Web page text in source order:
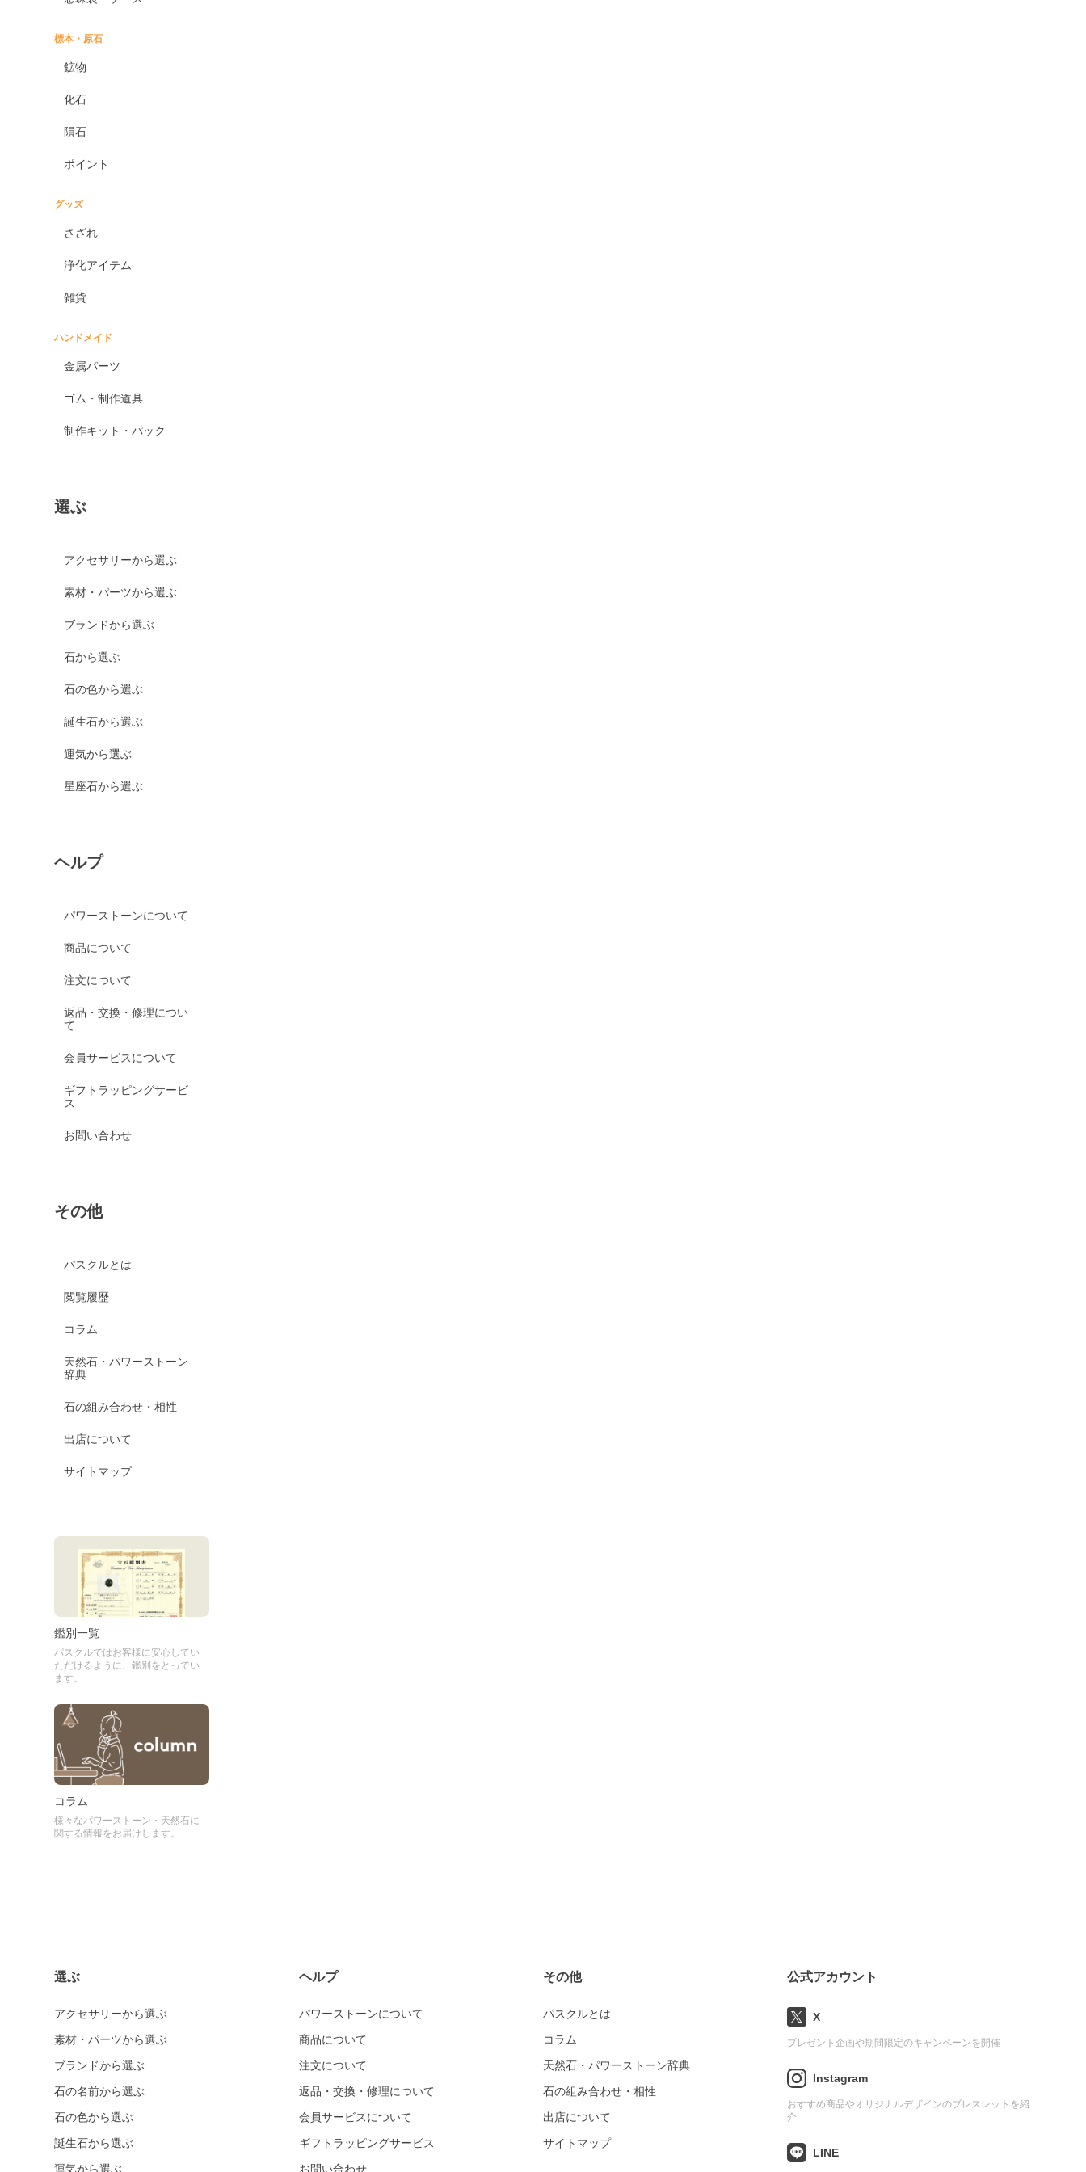
標本・原石
鉱物
化石
隕石
ポイント
グッズ
さざれ
浄化アイテム
雑貨
ハンドメイド
金属パーツ
ゴム・制作道具
制作キット・パック
選ぶ
アクセサリーから選ぶ
素材・パーツから選ぶ
ブランドから選ぶ
石から選ぶ
石の色から選ぶ
誕生石から選ぶ
運気から選ぶ
星座石から選ぶ
ヘルプ
パワーストーンについて
商品について
注文について
返品・交換・修理につい
て
会員サービスについて
ギフトラッピングサービ
ス
お問い合わせ
その他
パスクルとは
閲覧履歴
コラム
天然石・パワーストーン
辞典
石の組み合わせ・相性
出店について
サイトマップ
鑑別一覧
パスクルではお客様に安心してい
ただけるように、鑑別をとってい
ます。
コラム
様々なパワーストーン・天然石に
関する情報をお届けします。
選ぶ
アクセサリーから選ぶ
素材・パーツから選ぶ
ブランドから選ぶ
石の名前から選ぶ
石の色から選ぶ
誕生石から選ぶ
運気から選ぶ
ヘルプ
パワーストーンについて
商品について
注文について
返品・交換・修理について
会員サービスについて
ギフトラッピングサービス
お問い合わせ
その他
パスクルとは
コラム
天然石・パワーストーン辞典
石の組み合わせ・相性
出店について
サイトマップ
公式アカウント
X
プレゼント企画や期間限定のキャンペーンを開催
Instagram
おすすめ商品やオリジナルデザインのブレスレットを紹
介
LINE